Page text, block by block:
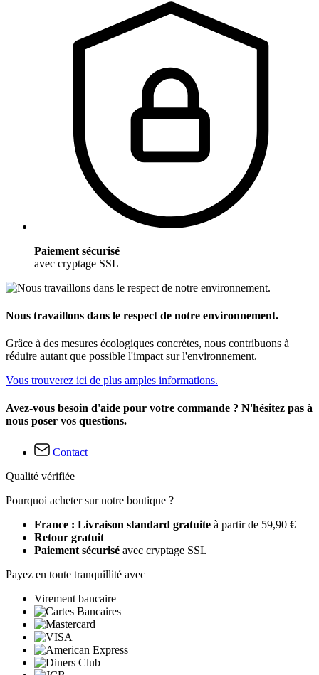
Paiement sécurisé
avec cryptage SSL
Nous travaillons dans le respect de notre environnement.
Grâce à des mesures écologiques concrètes, nous contribuons à
réduire autant que possible l'impact sur l'environnement.
Vous trouverez ici de plus amples informations.
Avez-vous besoin d'aide pour votre commande ? N'hésitez pas à
nous poser vos questions.
Contact
Qualité vérifiée
Pourquoi acheter sur notre boutique ?
France : Livraison standard gratuite à partir de 59,90 €
Retour gratuit
Paiement sécurisé avec cryptage SSL
Payez en toute tranquillité avec
Virement bancaire